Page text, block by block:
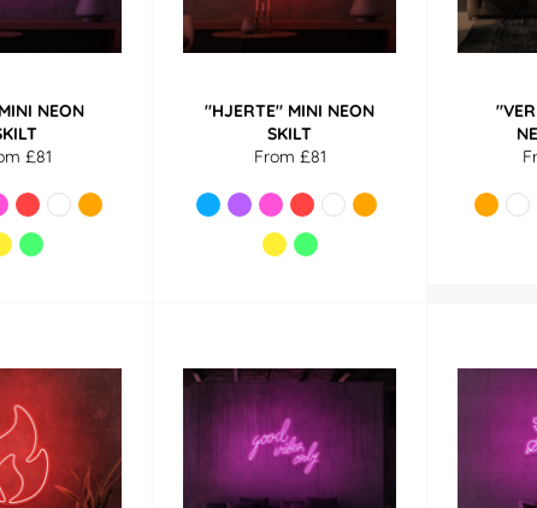
NEON
£81
"HJERTE" MINI NEON
SKILT
From £81